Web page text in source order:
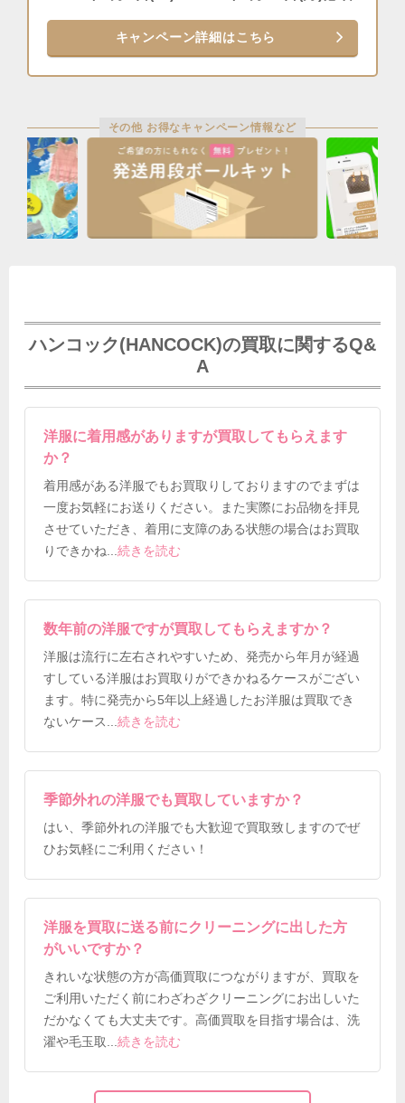
キャンペーン詳細はこちら
その他 お得なキャンペーン情報など
ハンコック(HANCOCK)の買取に関するQ&
A
洋服に着用感がありますが買取してもらえます
か？
着用感がある洋服でもお買取りしておりますのでまずは
一度お気軽にお送りください。また実際にお品物を拝見
させていただき、着用に支障のある状態の場合はお買取
りできかね...続きを読む
数年前の洋服ですが買取してもらえますか？
洋服は流行に左右されやすいため、発売から年月が経過
すしている洋服はお買取りができかねるケースがござい
ます。特に発売から5年以上経過したお洋服は買取でき
ないケース
...続きを読む
季節外れの洋服でも買取していますか？
はい、季節外れの洋服でも大歓迎で買取致しますのでぜ
ひお気軽にご利用ください！
洋服を買取に送る前にクリーニングに出した方
がいいですか？
きれいな状態の方が高価買取につながりますが、買取を
ご利用いただく前にわざわざクリーニングにお出しいた
だかなくても大丈夫です。高価買取を目指す場合は、洗
濯や毛玉取
...続きを読む